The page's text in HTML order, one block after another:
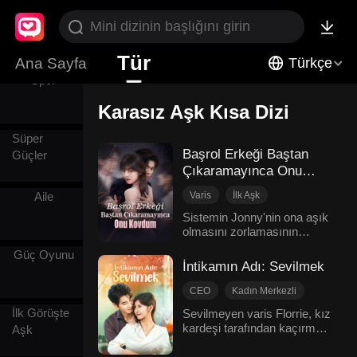
Ana Sayfa Tür Türkçe
Kayınvalide
Süper
Güçler
Aile
Güç Oyunu
İlk Görüşte
Aşk
Karasız Aşk Kısa Dizi
Başrol Erkeği Baştan
Çıkaramayınca Onu
Kovdum
Varis
İlk Aşk
Pişmanlık
Karasız Aşk
Macera
Sistemin Jonny'nin ona aşık
olmasını zorlamasının
bir başkasını tercih ettiği üç
yıllık bir evliliğe katlandı.
Kalbi kırık bir şekilde ondan
döndü ve hem onu hem de
sevgilisini alenen aşağıladı.
İntikamın Adı: Sevilmek
CEO
Kadın Merkezli
Yabancılaşma
Karasız Aşk
Sevilmeyen varis Florrie, kız
kardeşi tarafından kaçırma